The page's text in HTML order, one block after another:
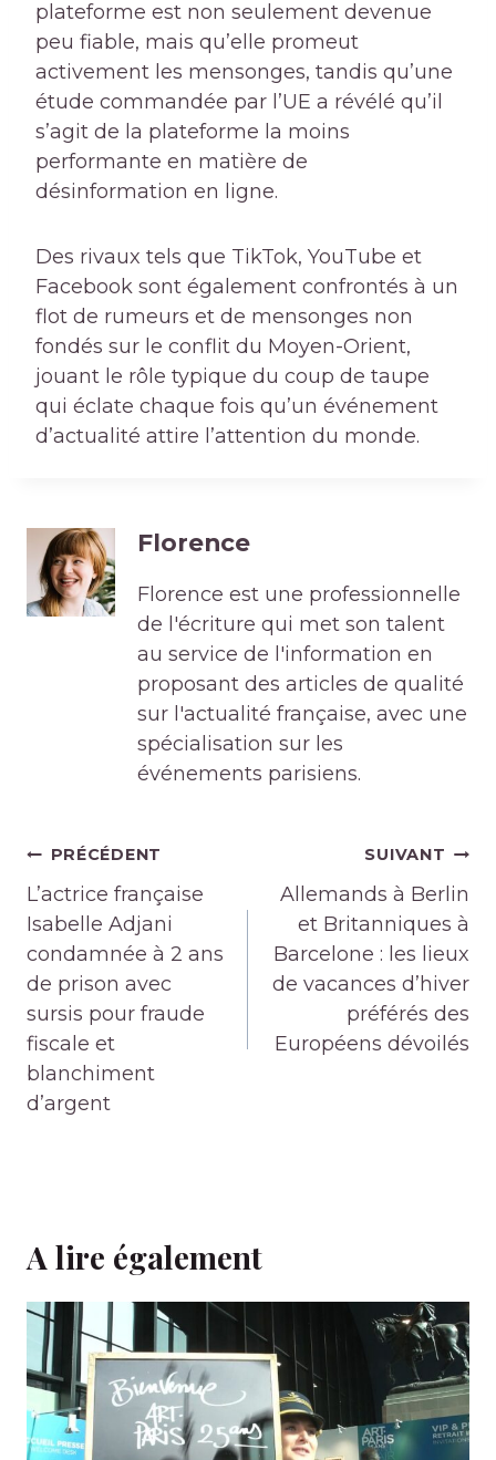
plateforme est non seulement devenue
peu fiable, mais qu’elle promeut
activement les mensonges, tandis qu’une
étude commandée par l’UE a révélé qu’il
s’agit de la plateforme la moins
performante en matière de
désinformation en ligne.
Des rivaux tels que TikTok, YouTube et
Facebook sont également confrontés à un
flot de rumeurs et de mensonges non
fondés sur le conflit du Moyen-Orient,
jouant le rôle typique du coup de taupe
qui éclate chaque fois qu’un événement
d’actualité attire l’attention du monde.
Florence
Florence est une professionnelle
de l'écriture qui met son talent
au service de l'information en
proposant des articles de qualité
sur l'actualité française, avec une
spécialisation sur les
événements parisiens.
Navigation
de
l’article
PRÉCÉDENT
L’actrice française
Isabelle Adjani
condamnée à 2 ans
de prison avec
sursis pour fraude
fiscale et
blanchiment
d’argent
SUIVANT
Allemands à Berlin
et Britanniques à
Barcelone : les lieux
de vacances d’hiver
préférés des
Européens dévoilés
A lire également